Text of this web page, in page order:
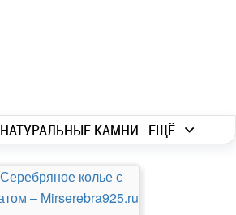
НАТУРАЛЬНЫЕ КАМНИ ЕЩЁ